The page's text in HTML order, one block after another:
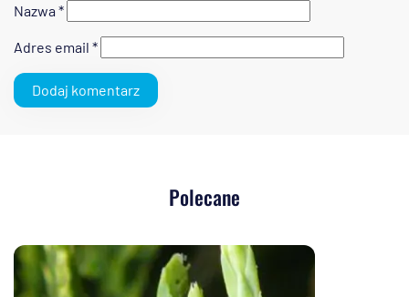
Nazwa *
Adres email *
Polecane